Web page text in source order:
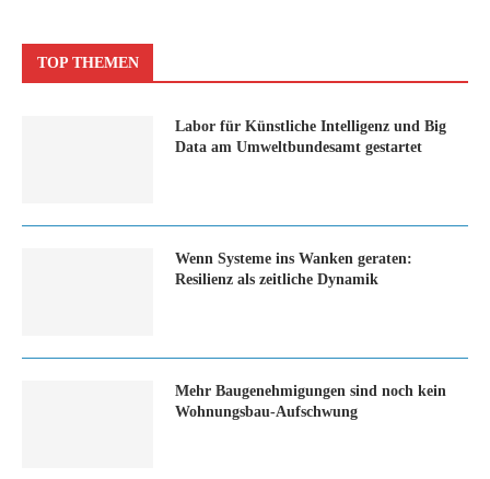
TOP THEMEN
Labor für Künstliche Intelligenz und Big
Data am Umweltbundesamt gestartet
Wenn Systeme ins Wanken geraten:
Resilienz als zeitliche Dynamik
Mehr Baugenehmigungen sind noch kein
Wohnungsbau-Aufschwung